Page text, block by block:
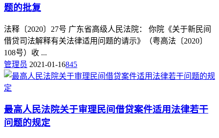
题的批复
法释〔2020〕27号 广东省高级人民法院： 你院《关于新民间
借贷司法解释有关法律适用问题的请示》（粤高法〔2020〕
108号）收 ...
管理员 2021-01-16845
最高人民法院关于审理民间借贷案件适用法律若干
问题的规定